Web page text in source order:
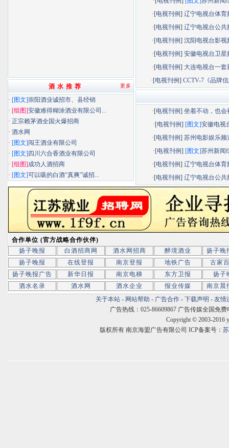
·[电视刊例]辽宁电视台体育
·[电视刊例]辽宁电视台公共
·[电视刊例]沈阳电视台影视
·[电视刊例]安徽电视台卫星
·[电视刊例] 大连电视台一套
·[电视刊例] CCTV-7《品牌
·[电视刊例]坐着不动，也会
·[电视刊例] [图文]安徽电视
·[电视刊例]苏州电影娱乐频
·[电视刊例] [图文]苏州新闻
·[电视刊例]辽宁电视台体育
·[电视刊例]辽宁电视台公共
更多
酒 水 推 荐
· [图文]崇阳酒业诚招市、县经销
· [组图]安徽难得糊涂酒业有限公司...
· 正宗赖茅酒全国火爆招商
· 酒水网
· [图文]闯王酒业有限公司
· [图文] 四川六合香酒业有限公司
· [组图]成功人酒招商
· [图文]可以吸的白酒“真爽”诚招...
合作单位 (官方战略合作伙伴)
扬子晚报
白酒招商网 酒水网招商 醉境酒业
扬子晚
扬子晚报
在线登报 南京登报 地铁广告
古家
扬子晚报广告
新华日报 南京电梯 东方卫报
扬子
酒水名录
酒水网 酒水企业 报业传媒
南京晨
关于本站 - 网站帮助 - 广告合作 - 下载声明 - 友情
广告热线：025-86609867 广告传媒全国免费
Copyright © 2003-2016
版权所有 南京海盟广告有限公司 ICP备案号：